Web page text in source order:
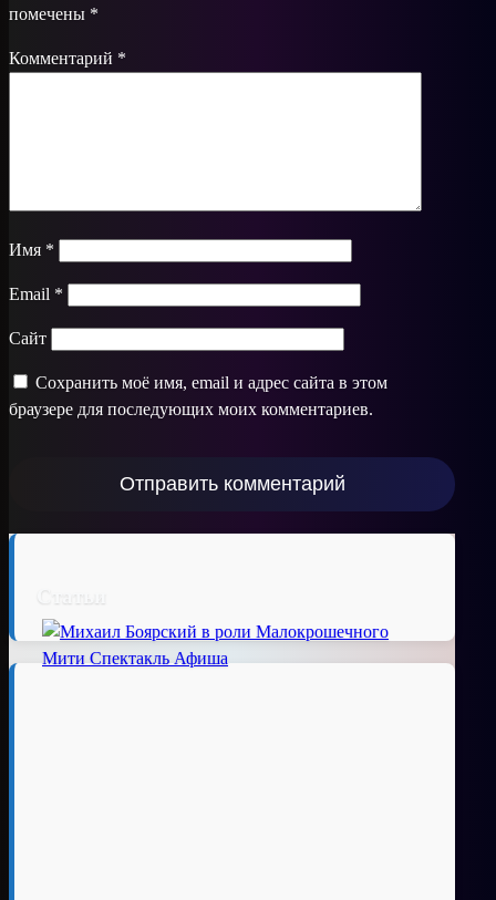
помечены *
Комментарий *
Имя *
Email *
Сайт
Сохранить моё имя, email и адрес сайта в этом
браузере для последующих моих комментариев.